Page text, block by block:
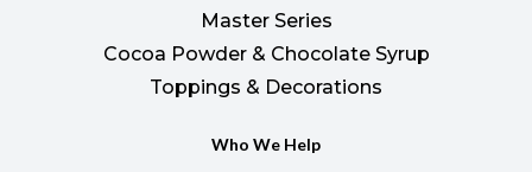
Master Series
Cocoa Powder & Chocolate Syrup
Toppings & Decorations
Who We Help